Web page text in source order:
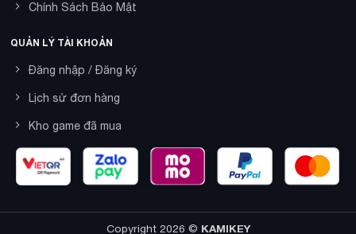
Chính Sách Bảo Mật
QUẢN LÝ TÀI KHOẢN
Đăng nhập / Đăng ký
Lịch sử đơn hàng
Kho game đã mua
Copyright 2026 © KAMIKEY